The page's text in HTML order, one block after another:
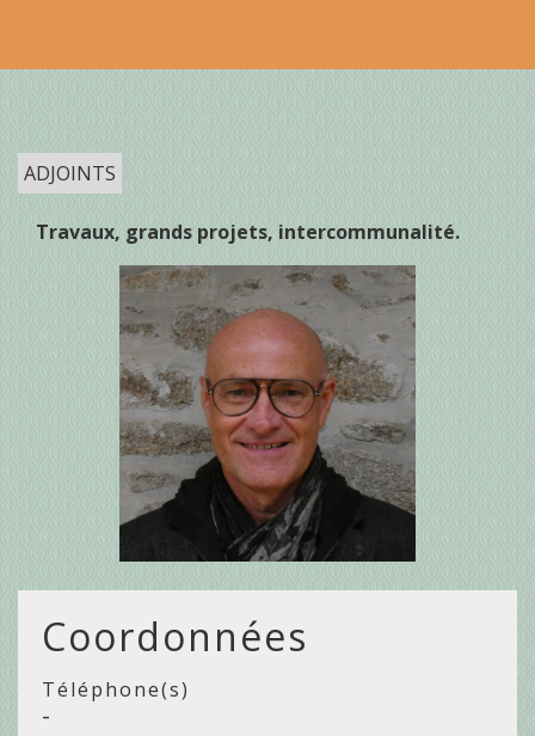
ADJOINTS
Travaux, grands projets, intercommunalité.
Coordonnées
Téléphone(s)
-